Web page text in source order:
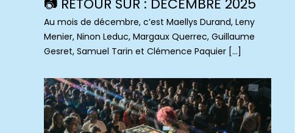
Au mois de décembre, c’est Maellys Durand, Leny
Menier, Ninon Leduc, Margaux Querrec, Guillaume
Gesret, Samuel Tarin et Clémence Paquier […]